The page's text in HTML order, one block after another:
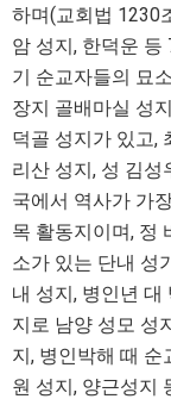
하며(교회법 1230
암 성지, 한덕운 등
기 순교자들의 묘
장지 골배마실 성
덕골 성지가 있고,
리산 성지, 성 김
국에서 역사가 가
목 활동지이며, 정
소가 있는 단내 성
내 성지, 병인년
지로 남양 성모 성
지, 병인박해 때
원 성지, 양근성지